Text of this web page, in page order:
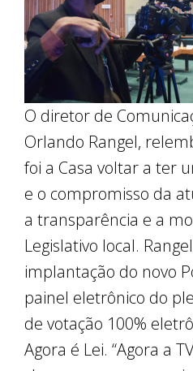
O diretor de
Orlando Rangel,
foi a Casa voltar a ter
e o compromisso da
a transparência e a
Legislativo local.
implantação do novo
painel eletrônico do
de votação 100%
Agora é Lei. “Agora a